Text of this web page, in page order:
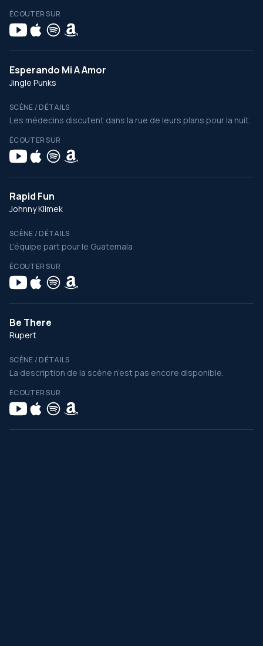
ÉCOUTER SUR
Esperando Mi A Amor
Jingle Punks
SCÈNE / DÉTAILS
Les médecins discutent dans la rue de leurs plans pour la nuit.
ÉCOUTER SUR
Rapid Fun
Johnny Klimek
SCÈNE / DÉTAILS
L'équipe part pour le Guatemala
ÉCOUTER SUR
Be There
Rupert
SCÈNE / DÉTAILS
La description de la scène n’est pas encore disponible.
ÉCOUTER SUR